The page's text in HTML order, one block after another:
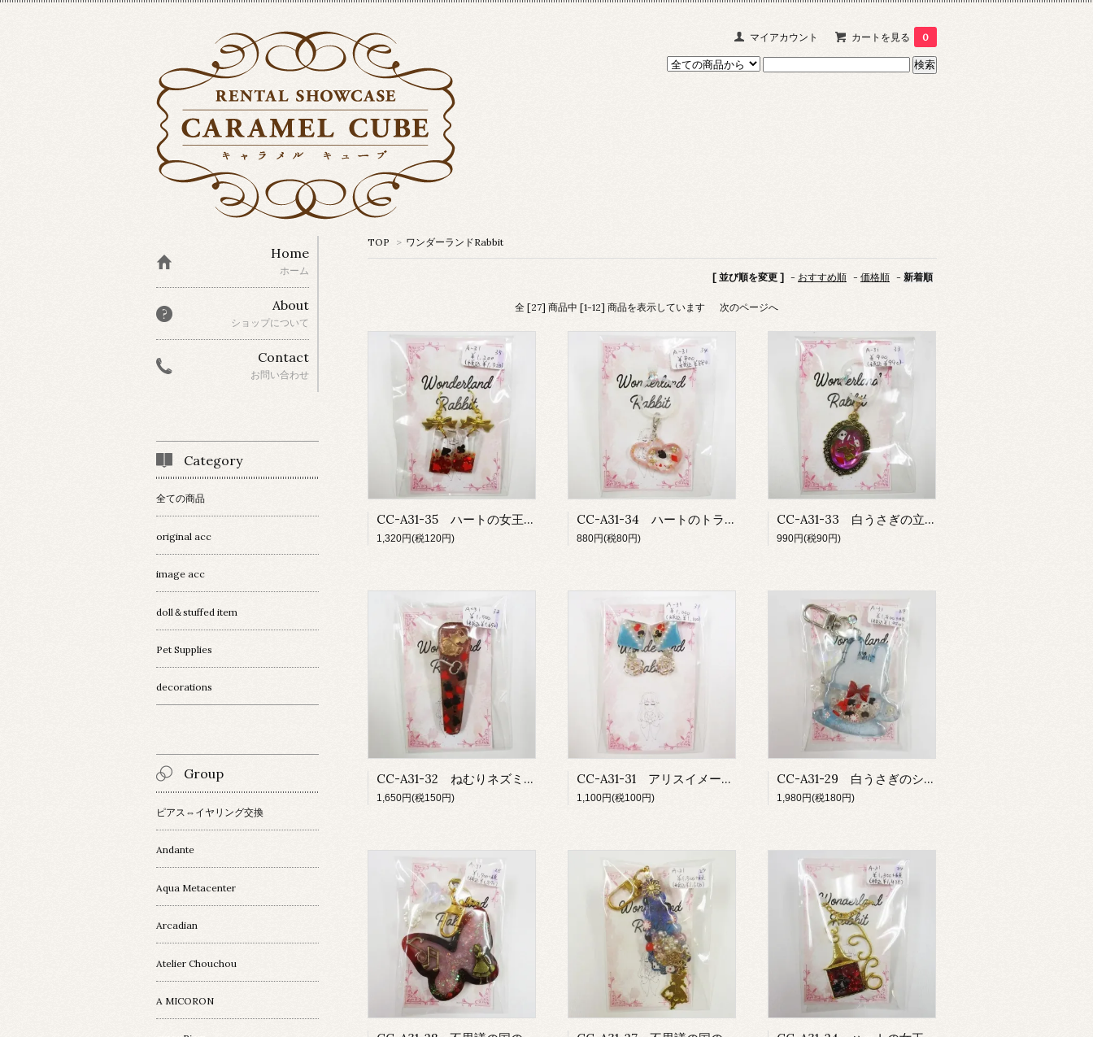
マイアカウント カートを見る 0
TOP > ワンダーランドRabbit
[ 並び順を変更 ] - おすすめ順 - 価格順 - 新着順
全 [27] 商品中 [1-12] 商品を表示しています 次のページへ
CC-A31-35 ハートの女王シンプルピアス
1,320円(税120円)
CC-A31-34 ハートのトランプめじるしチャーム
880円(税80円)
CC-A31-33 白うさぎの立体偏光めじるしチャーム
990円(税90円)
CC-A31-32 ねむりネズミのきらきらヘアクリップ
1,650円(税150円)
CC-A31-31 アリスイメージ バイカラーイヤリング
1,100円(税100円)
CC-A31-29 白うさぎのシェイカーキーホルダー
1,980円(税180円)
Home
ホーム
About
ショップについて
Contact
お問い合わせ
Category
全ての商品
original acc
image acc
doll＆stuffed item
Pet Supplies
decorations
Group
ピアス⇔イヤリング交換
Andante
Aqua Metacenter
Arcadian
Atelier Chouchou
A MICORON